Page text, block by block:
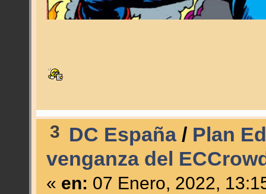
3 DC España/ Plan
venganza del
« en: 07 Enero, 2022,